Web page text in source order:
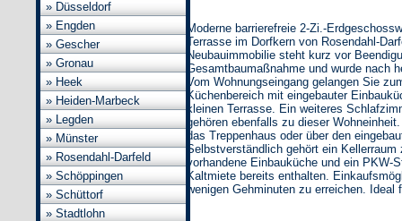
» Düsseldorf
» Engden
» Gescher
» Gronau
» Heek
» Heiden-Marbeck
» Legden
» Münster
» Rosendahl-Darfeld
» Schöppingen
» Schüttorf
» Stadtlohn
Moderne barrierefreie 2-Zi.-
Terrasse im Dorfkern von Rosendahl-
Neubauimmobilie steht kurz vor
Gesamtbaumaßnahme und wurde nach
Vom Wohnungseingang gelangen Sie
Küchenbereich mit eingebauter
kleinen Terrasse. Ein weiteres
gehören ebenfalls zu dieser
das Treppenhaus oder über den
Selbstverständlich gehört ein Kellerraum
vorhandene Einbauküche und ein PKW-
Kaltmiete bereits enthalten.
wenigen Gehminuten zu erreichen. Ideal